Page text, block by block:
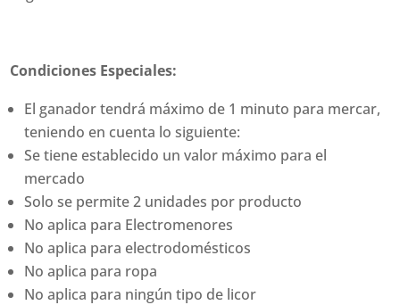
Condiciones Especiales:
El ganador tendrá máximo de 1 minuto para mercar,
teniendo en cuenta lo siguiente:
Se tiene establecido un valor máximo para el
mercado
Solo se permite 2 unidades por producto
No aplica para Electromenores
No aplica para electrodomésticos
No aplica para ropa
No aplica para ningún tipo de licor